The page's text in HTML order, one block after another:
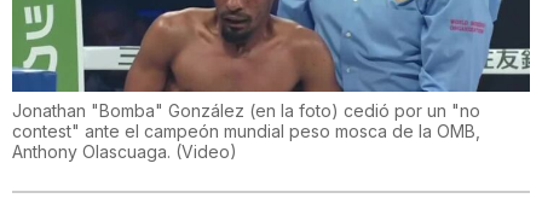
Jonathan "Bomba" González (en la foto) cedió por un "no
contest" ante el campeón mundial peso mosca de la OMB,
Anthony Olascuaga. (Video)